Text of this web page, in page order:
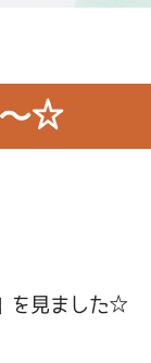
～☆
を見ました☆